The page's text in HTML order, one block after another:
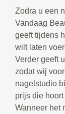
Zodra u een
Vandaag
geeft tijdens
wilt laten
Verder geeft
zodat wij
nagelstudio
prijs die
Wanneer het